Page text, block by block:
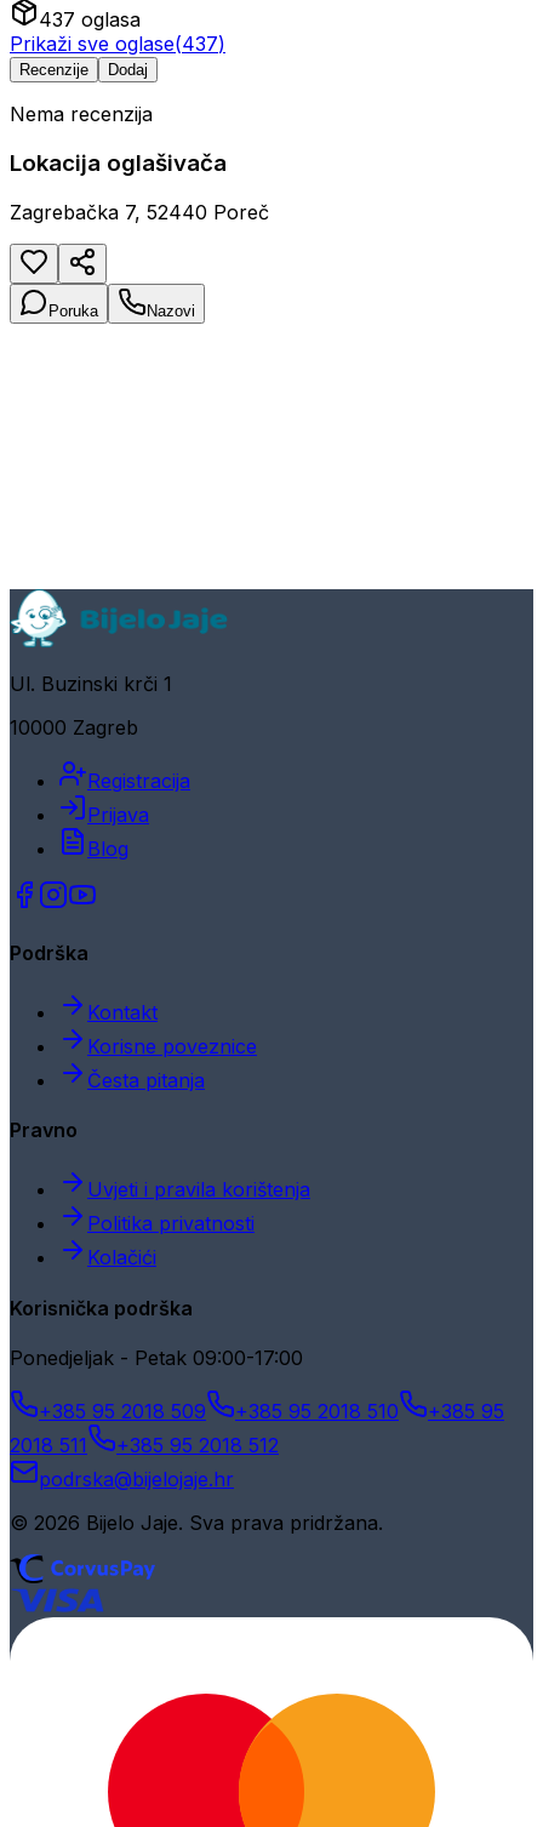
437 oglasa
Prikaži sve oglase(437)
Recenzije Dodaj
Nema recenzija
Lokacija oglašivača
Zagrebačka 7, 52440 Poreč
Poruka Nazovi
Ul. Buzinski krči 1
10000 Zagreb
Registracija
Prijava
Blog
Podrška
Kontakt
Korisne poveznice
Česta pitanja
Pravno
Uvjeti i pravila korištenja
Politika privatnosti
Kolačići
Korisnička podrška
Ponedjeljak - Petak 09:00-17:00
+385 95 2018 509 +385 95 2018 510
+385 95
2018 511
+385 95 2018 512
podrska@bijelojaje.hr
© 2026 Bijelo Jaje. Sva prava pridržana.